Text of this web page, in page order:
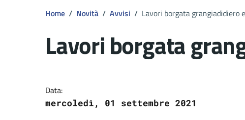
Home / Novità / Avvisi / Lavori borgata grangiadidiero
Lavori borgata
Data:
mercoledì, 01 settembre 2021